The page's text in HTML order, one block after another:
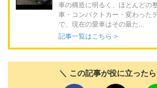
車の構造に明るく、ほとんどの
車・コンパクトカー・変わった
で、現在の愛車はその最た...
記事一覧はこちら >
＼ この記事が役に立った